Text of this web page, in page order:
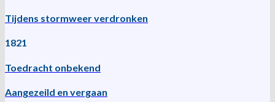
Tijdens stormweer verdronken
1821
Toedracht onbekend
Aangezeild en vergaan